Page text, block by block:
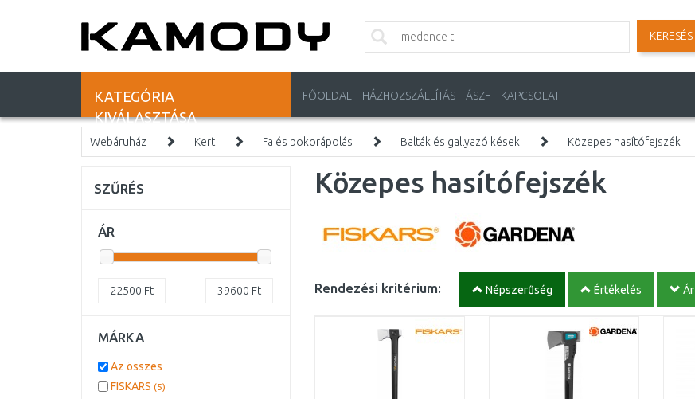
KERESÉS
KATEGÓRIA
KIVÁLASZTÁSA
FŐOLDAL HÁZHOZSZÁLLÍTÁS ÁSZF KAPCSOLAT
Webáruház Kert Fa és bokorápolás Balták és gallyazó kések Közepes hasítófejszék
Közepes hasítófejszék
Rendezési kritérium: Népszerűség Értékelés Ár
SZŰRÉS
ÁR
22500 Ft 39600 Ft
MÁRKA
Az összes
FISKARS (5)